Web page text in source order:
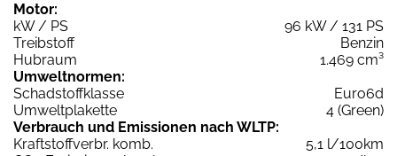
Motor:
kW / PS
96 kW / 131 PS
Treibstoff
Benzin
Hubraum
1.469 cm³
Umweltnormen:
Schadstoffklasse
Euro6d
Umweltplakette
4 (Green)
Verbrauch und Emissionen nach WLTP:
Kraftstoffverbr. komb.
5,1 l/100km